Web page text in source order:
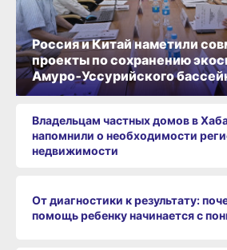
Россия и Китай наметили
проекты по сохранению
Амуро‑Уссурийского
Владельцам частных домов в
напомнили о необходимости
недвижимости
От диагностики к результату:
помощь ребенку начинается с